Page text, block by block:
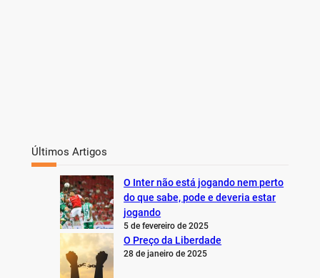
Últimos Artigos
O Inter não está jogando nem perto
do que sabe, pode e deveria estar
jogando
5 de fevereiro de 2025
O Preço da Liberdade
28 de janeiro de 2025